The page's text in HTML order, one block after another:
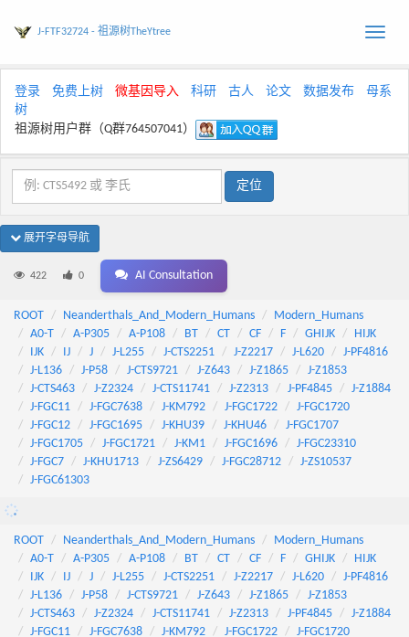
Toggle
J-FTF32724 - 祖源树TheYtree
登录 免费上树 微基因导入 科研 古人 论文 数据发布
母系
树
祖源树用户群（Q群764507041）
展开字母导航
422 0 AI Consultation
ROOT Neanderthals_And_Modern_Humans
Modern_Humans
A0-T
A-P305 A-P108 BT CT CF F GHIJK
HIJK
IJK
IJ J J-L255 J-CTS2251 J-Z2217 J-L620
J-PF4816
J-L136
J-P58 J-CTS9721 J-Z643 J-Z1865
J-Z1853
J-CTS463
J-Z2324 J-CTS11741 J-Z2313 J-PF4845
J-Z1884
J-FGC11
J-FGC7638 J-KM792 J-FGC1722
J-FGC1720
J-FGC12
J-FGC1695 J-KHU39 J-KHU46
J-FGC1707
J-FGC1705
J-FGC1721 J-KM1 J-FGC1696
J-FGC23310
J-FGC7
J-KHU1713 J-ZS6429 J-FGC28712
J-ZS10537
J-FGC61303
ROOT Neanderthals_And_Modern_Humans
Modern_Humans
A0-T
A-P305 A-P108 BT CT CF F GHIJK
HIJK
IJK
IJ J J-L255 J-CTS2251 J-Z2217 J-L620
J-PF4816
J-L136
J-P58 J-CTS9721 J-Z643 J-Z1865
J-Z1853
J-CTS463
J-Z2324 J-CTS11741 J-Z2313 J-PF4845
J-Z1884
J-FGC11
J-FGC7638 J-KM792 J-FGC1722
J-FGC1720